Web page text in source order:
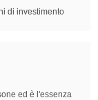
di investimento
ed è l'essenza